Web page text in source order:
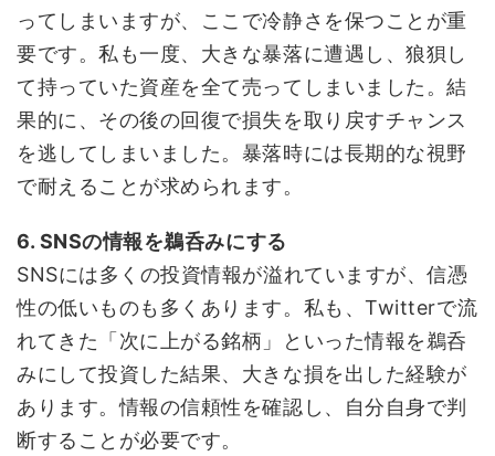
ってしまいますが、ここで冷静さを保つことが重
要です。私も一度、大きな暴落に遭遇し、狼狽し
て持っていた資産を全て売ってしまいました。結
果的に、その後の回復で損失を取り戻すチャンス
を逃してしまいました。暴落時には長期的な視野
で耐えることが求められます。
6. SNSの情報を鵜呑みにする
SNSには多くの投資情報が溢れていますが、信憑
性の低いものも多くあります。私も、Twitterで流
れてきた「次に上がる銘柄」といった情報を鵜呑
みにして投資した結果、大きな損を出した経験が
あります。情報の信頼性を確認し、自分自身で判
断することが必要です。